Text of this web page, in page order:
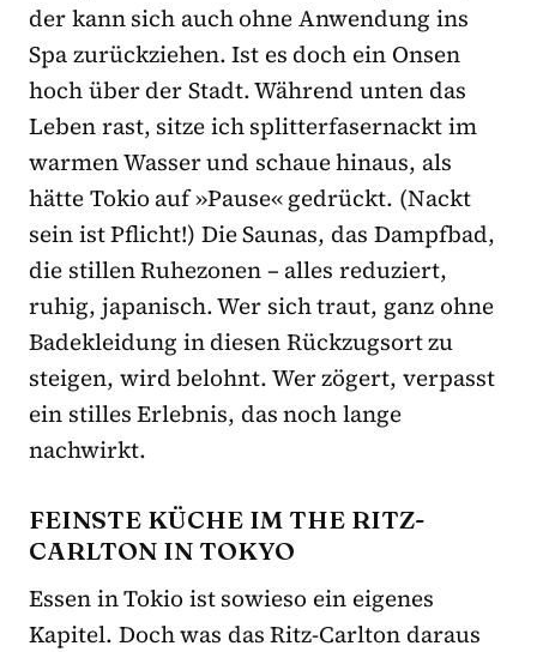
der kann sich auch ohne Anwendung ins
Spa zurückziehen. Ist es doch ein Onsen
hoch über der Stadt. Während unten das
Leben rast, sitze ich splitterfasernackt im
warmen Wasser und schaue hinaus, als
hätte Tokio auf »Pause« gedrückt. (Nackt
sein ist Pflicht!) Die Saunas, das Dampfbad,
die stillen Ruhezonen – alles reduziert,
ruhig, japanisch. Wer sich traut, ganz ohne
Badekleidung in diesen Rückzugsort zu
steigen, wird belohnt. Wer zögert, verpasst
ein stilles Erlebnis, das noch lange
nachwirkt.
FEINSTE KÜCHE IM THE RITZ-
CARLTON IN TOKYO
Essen in Tokio ist sowieso ein eigenes
Kapitel. Doch was das Ritz-Carlton daraus